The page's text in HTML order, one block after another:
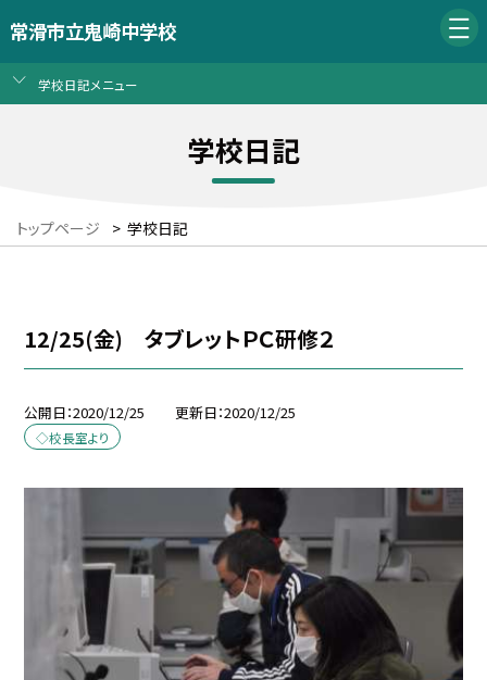
常滑市立鬼崎中学校
学校日記メニュー
学校日記
トップページ > 学校日記
12/25(金) タブレットＰＣ研修２
公開日 2020/12/25 更新日 2020/12/25
◇校長室より